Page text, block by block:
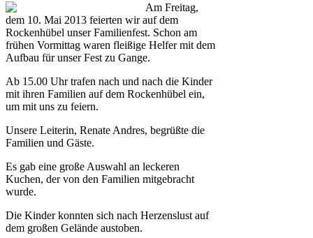
Am Freitag,
dem 10. Mai 2013 feierten wir auf dem
Rockenhübel unser Familienfest. Schon am
frühen Vormittag waren fleißige Helfer mit dem
Aufbau für unser Fest zu Gange.
Ab 15.00 Uhr trafen nach und nach die Kinder
mit ihren Familien auf dem Rockenhübel ein,
um mit uns zu feiern.
Unsere Leiterin, Renate Andres, begrüßte die
Familien und Gäste.
Es gab eine große Auswahl an leckeren
Kuchen, der von den Familien mitgebracht
wurde.
Die Kinder konnten sich nach Herzenslust auf
dem großen Gelände austoben.